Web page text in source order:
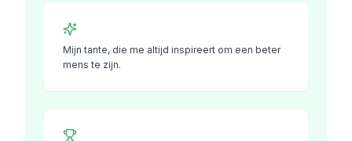
Mijn tante, die me altijd inspireert om een ​​beter
mens te zijn.